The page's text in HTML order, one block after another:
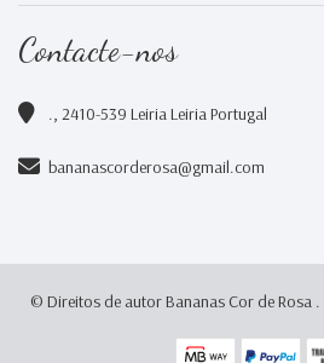
Contacte-nos
., 2410-539 Leiria Leiria Portugal
bananascorderosa@gmail.com
© Direitos de autor Bananas Cor de Rosa .